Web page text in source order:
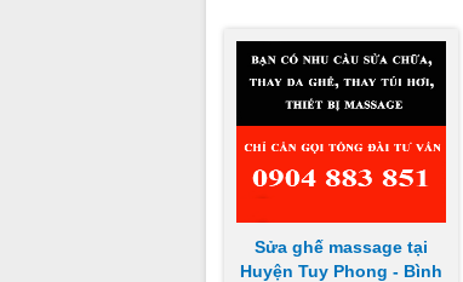
Sửa ghế massage tại
Huyện Tuy Phong - Bình